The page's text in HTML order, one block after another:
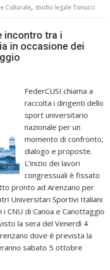
Culturale, studio legale Tonucci
incontro tra i
in occasione dei
FederCUSI chiama a
raccolta i dirigenti dello
sport universitario
nazionale per un
momento di confronto,
dialogo e proposte.
L’inizio dei lavori
congressuali è fissato
pronto ad Arenzano per
Universitari Sportivi Italiani
CNU di Canoa e Canottaggio
la sera del Venerdì 4
dove è prevista la
sabato 5 ottobre